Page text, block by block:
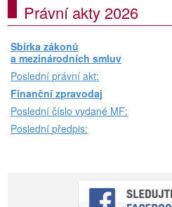
Právní akty 2026
Sbírka zákonů
a mezinárodních smluv
Poslední právní akt:
Finanční zpravodaj
Poslední číslo vydané MF:
Poslední předpis: